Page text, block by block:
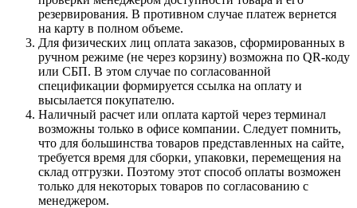
резервирования. В противном случае платеж вернется
на карту в полном объеме.
Для физических лиц оплата заказов, сформированных в
ручном режиме (не через корзину) возможна по QR-коду
или СБП. В этом случае по согласованной
спецификации формируется ссылка на оплату и
высылается покупателю.
Наличный расчет или оплата картой через терминал
возможны только в офисе компании. Следует помнить,
что для большинства товаров представленных на сайте,
требуется время для сборки, упаковки, перемещения на
склад отгрузки. Поэтому этот способ оплаты возможен
только для некоторых товаров по согласованию с
менеджером.